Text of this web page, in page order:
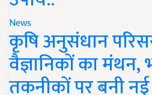
News
कृषि अनुसंधान
वैज्ञानिकों का मंथन,
तकनीकों पर बनी